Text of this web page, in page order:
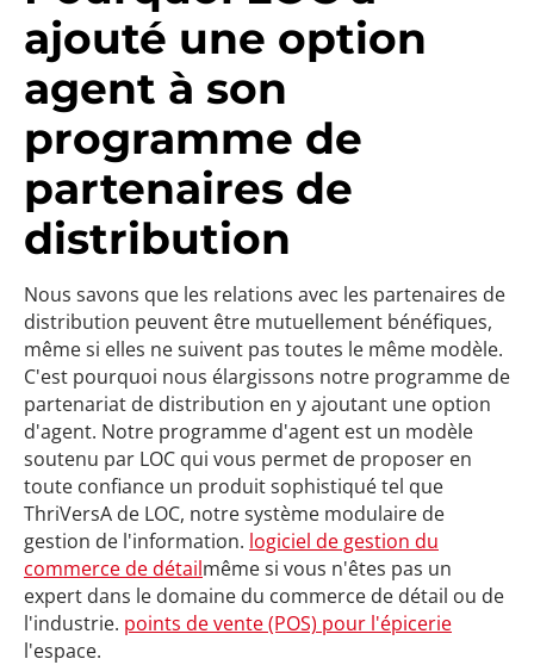
ajouté une option
agent à son
programme de
partenaires de
distribution
Nous savons que les relations avec les partenaires de
distribution peuvent être mutuellement bénéfiques,
même si elles ne suivent pas toutes le même modèle.
C'est pourquoi nous élargissons notre programme de
partenariat de distribution en y ajoutant une option
d'agent. Notre programme d'agent est un modèle
soutenu par LOC qui vous permet de proposer en
toute confiance un produit sophistiqué tel que
ThriVersA de LOC, notre système modulaire de
gestion de l'information. logiciel de gestion du
commerce de détailmême si vous n'êtes pas un
expert dans le domaine du commerce de détail ou de
l'industrie. points de vente (POS) pour l'épicerie
l'espace.